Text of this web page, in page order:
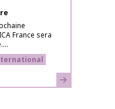
France sera
En savoir plus